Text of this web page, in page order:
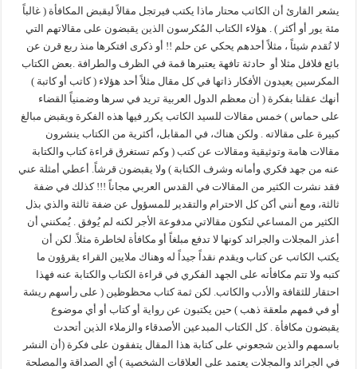
يشعر القارئ أن الكاتب محتار ماذا يكتب فيرتجل مقالاً ليقبض المكافأة ( غالباً
مئة يور أو أكثر ) . هؤلاء الكتاب المُكرسون الذين يقبضون على مقالاتهم التي
لا تُقدم شيئاً ، مثلاً أحدهم يحكي عن حلم !! أو ذكرى افتكرها منذ ربع قرن عن
بائع فلافل مثلا أو حادثة تافهة يعتبرها قمة في الظرف والطرافة .بعض الكتاب
المكرسين يعيدون الأفكار ذاتها في كل مقال مثلاً أحد هؤلاء ( كاتب أو كاتبة )
أنهك عقلنا بفكرة ( أن معظم الدول العربية تريد في سرها وضمنياً القضاء
على حماس ) خمس مقالات للسيد الكاتب يكرر فيها هذه الفكرة ويقبض مبالغ
كبيرة على مقالاته . ولكن هناك، في المقابل، أكثرية من الكتاب ينشرون
مقالات هامة وتوثيقية ومقالات عن كتب ( وكم تستغرق قراءة كتاب والكتابة
عنه من جهد فكري وأمانه وشرف الكتابة ) ولا يقبضون قرشاً. أعطي أمثلة عني
فقد نشرت الكثير من المقالات في القدس العربي مجاناً !!! كذلك في ضفة
ثالثة، ومع أنني أكن كل الاحترام والتقدير للمسؤول عن ضفة ثالثة والذي بذل
الكثير من المساعي لتكون مقالاتي مدفوعة الأجر لكنه لم يُوفق . يُمكنني أن
أعذر المجلات والجرائد كونها لا تدفع مبلغاً أو مكافأة لخاطرة مثلاً. لكن أن
يكتب الكاتب عن كتاب ويقدم نقداً جيداً له وهناك ملايين القراء يقرؤون ما
كتبه ولا تتم مكافأته على الجهد الفكري في قراءة الكتاب والكتابة عنه فهذا
احتقار للثقافة والأدب والكاتب. لكن ثمة كتاب محظوظين ( على رأسهم ريشة
أو في فمهم ملعقة ذهب ) حين يكتبون عن رواية أو كتاب أو أي موضوع
يقبضون مكافأة . كل الكتاب المبدعين الأصدقاء والزملاء الذين أتحدث
باسمهم والذين شجعوني على كتابة هذا المقال يتفقون على فكرة (أن النشر
في الجرائد والمجلات يعتمد على العلاقات الشخصية ) أي الصداقة والمصلحة